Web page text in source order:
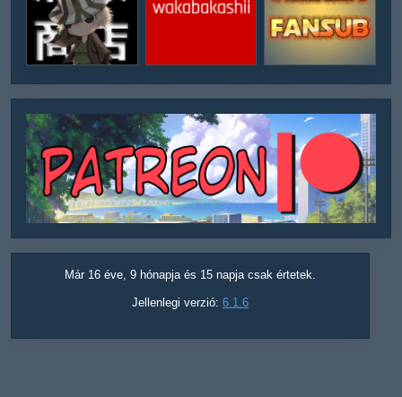
Már 16 éve, 9 hónapja és 15 napja csak értetek.
Jellenlegi verzió: 6.1.6